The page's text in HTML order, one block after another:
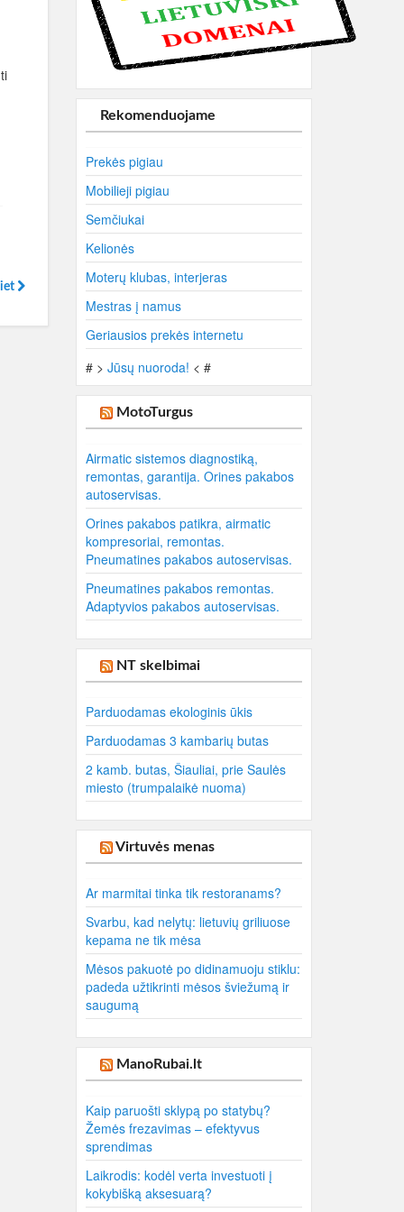
Rekomenduojame
Prekės pigiau
Mobilieji pigiau
Semčiukai
Kelionės
Moterų klubas, interjeras
Mestras į namus
Geriausios prekės internetu
# > Jūsų nuoroda! < #
MotoTurgus
Airmatic sistemos diagnostiką,
remontas, garantija. Orines pakabos
autoservisas.
Orines pakabos patikra, airmatic
kompresoriai, remontas.
Pneumatines pakabos autoservisas.
Pneumatines pakabos remontas.
Adaptyvios pakabos autoservisas.
NT skelbimai
Parduodamas ekologinis ūkis
Parduodamas 3 kambarių butas
2 kamb. butas, Šiauliai, prie Saulės
miesto (trumpalaikė nuoma)
Virtuvės menas
Ar marmitai tinka tik restoranams?
Svarbu, kad nelytų: lietuvių griliuose
kepama ne tik mėsa
Mėsos pakuotė po didinamuoju stiklu:
padeda užtikrinti mėsos šviežumą ir
saugumą
ManoRubai.lt
Kaip paruošti sklypą po statybų?
Žemės frezavimas – efektyvus
sprendimas
Laikrodis: kodėl verta investuoti į
kokybišką aksesuarą?